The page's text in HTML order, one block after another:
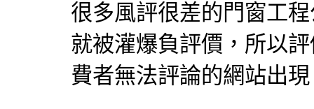
很多風評很差的 門窗工程
就被灌爆負評價，所以
費者無法評論的網站出現